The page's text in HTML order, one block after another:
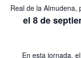
Real de la Almudena,
el 8 de
En esta jornada,